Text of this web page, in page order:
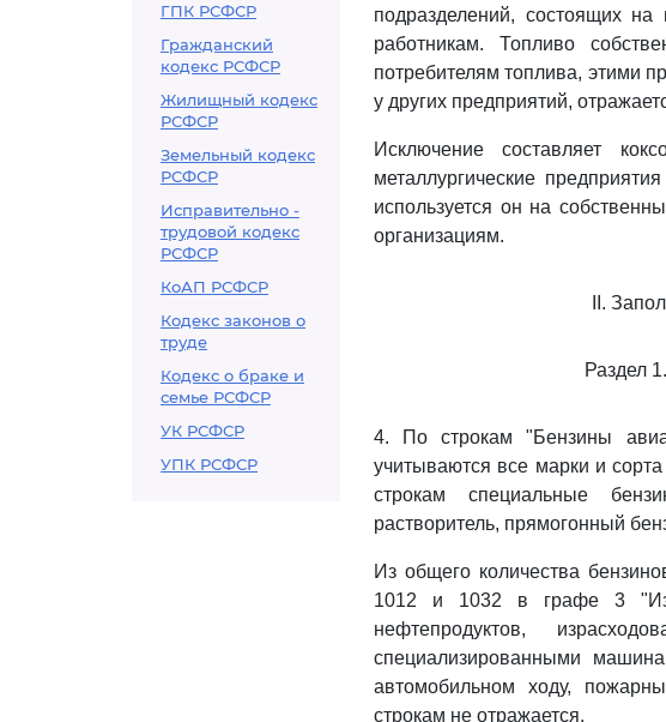
ГПК РСФСР
Гражданский
кодекс РСФСР
Жилищный кодекс
РСФСР
Земельный кодекс
РСФСР
Исправительно -
трудовой кодекс
РСФСР
КоАП РСФСР
Кодекс законов о
труде
Кодекс о браке и
семье РСФСР
УК РСФСР
УПК РСФСР
подразделений, состоящих
работникам. Топливо
потребителям топлива, этими
у других предприятий,
Исключение составляет
металлургические
используется он на
организациям.
II.
Раздел
4. По строкам "Бензины
учитываются все марки и
строкам специальные
растворитель, прямогонный
Из общего количества
1012 и 1032 в графе 3
нефтепродуктов,
специализированными
автомобильном ходу,
строкам не отражается.